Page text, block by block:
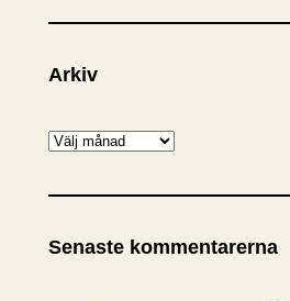
Arkiv
A
k
v
Senaste kommentarerna